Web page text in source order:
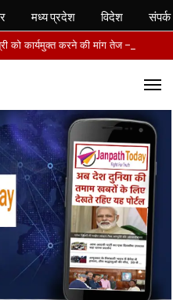
मध्य प्रदेश विदेश संपर्क